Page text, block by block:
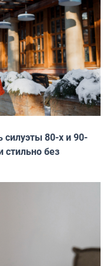
силуэты 80-х и 90-
стильно без